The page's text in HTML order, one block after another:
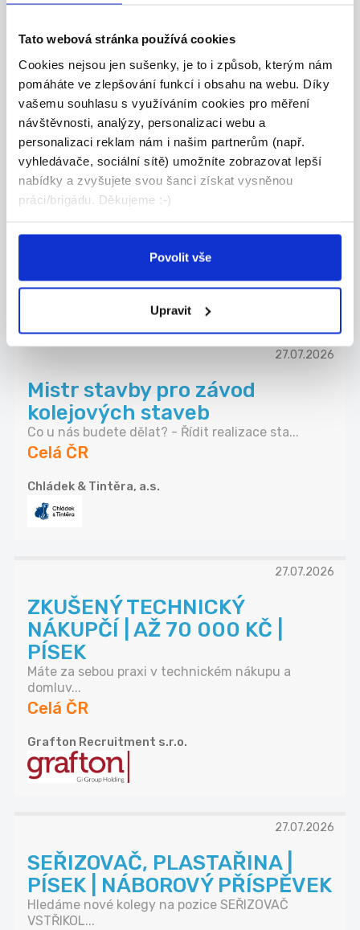
Tato webová stránka používá cookies
Cookies nejsou jen sušenky, je to i způsob, kterým nám
pomáháte ve zlepšování funkcí i obsahu na webu. Díky
vašemu souhlasu s využíváním cookies pro měření
návštěvnosti, analýzy, personalizaci webu a
personalizaci reklam nám i našim partnerům (např.
vyhledávače, sociální sítě) umožníte zobrazovat lepší
nabídky a zvyšujete svou šanci získat vysněnou
práci/brigádu. Děkujeme :-)
Povolit vše
Upravit
Celá ČR
Jan Koudelka
DOPORUČUJEME
Obchodní zástupce pro
nemovitostní projekty
Hledáme zkušeného obchodníka, který posílí náš
Celá ČR
27.07.2026
Mistr stavby pro závod
kolejových staveb
Co u nás budete dělat? - Řídit realizace sta...
Celá ČR
Chládek & Tintěra, a.s.
27.07.2026
ZKUŠENÝ TECHNICKÝ
NÁKUPČÍ | AŽ 70 000 KČ |
PÍSEK
Máte za sebou praxi v technickém nákupu a
domluv...
Celá ČR
Grafton Recruitment s.r.o.
27.07.2026
SEŘIZOVAČ, PLASTAŘINA |
PÍSEK | NÁBOROVÝ PŘÍSPĚVEK
Hledáme nové kolegy na pozice SEŘIZOVAČ
VSTŘIKOL...